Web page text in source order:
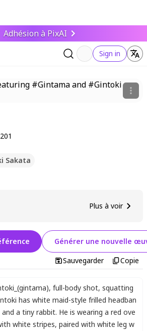
Adhésion à PixAI
Sign in
201
Sakata
Plus à voir
Générer une nouvelle
Sauvegarder Copie
, full-body shot, squatting
has white maid-style frilled headban
a tiny rabbit. He is wearing a red ove
white stripes, paired with white leg w